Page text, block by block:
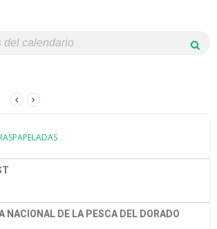
NACIONAL DE LA PESCA DEL DORADO